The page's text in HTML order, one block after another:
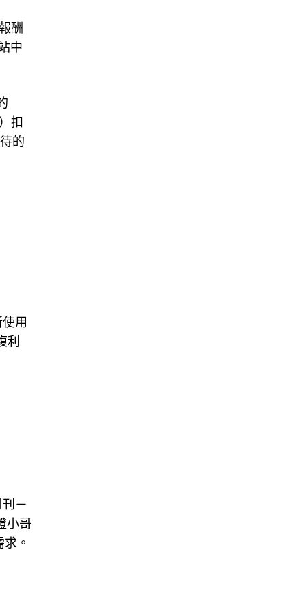
酬
中
扣
的
用
利
－
小哥
。